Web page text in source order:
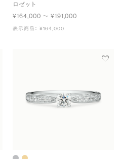
ロゼット
¥164,000 〜 ¥191,000
表示商品： ¥164,000